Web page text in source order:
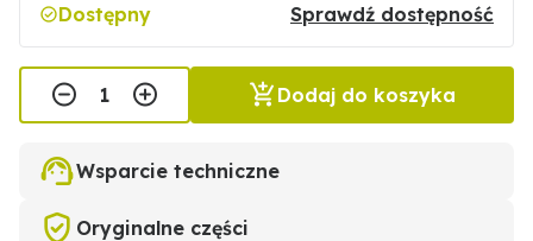
Dostępny Sprawdź dostępność
Dodaj do koszyka
Wsparcie techniczne
Oryginalne części